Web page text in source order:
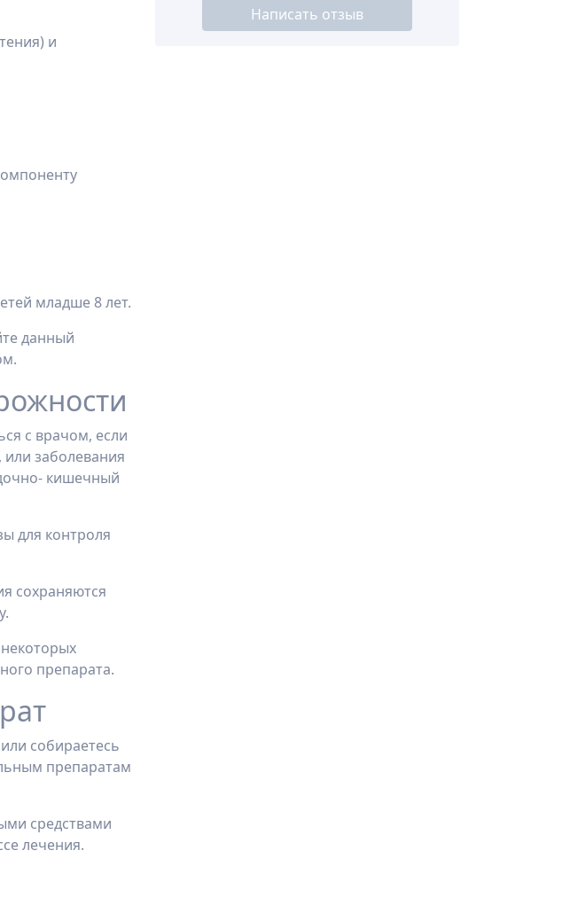
и
младше 8 лет.
данный
с врачом, если
заболевания
кишечный
для контроля
сохраняются
препарата.
собираетесь
препаратам
средствами
лечения.
Написать отзыв